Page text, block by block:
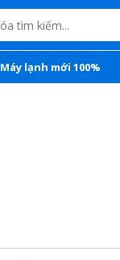
Máy lạnh mới 100%